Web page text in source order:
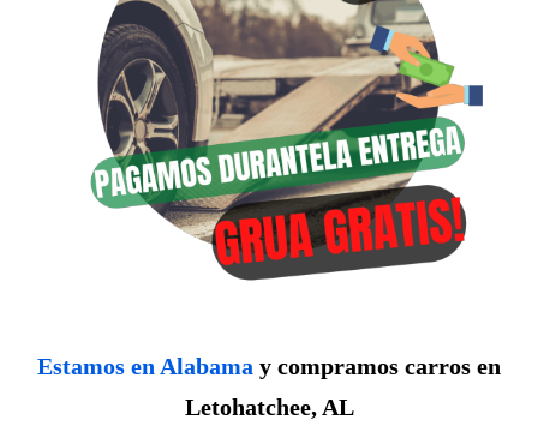
Estamos en Alabama y compramos carros en
Letohatchee, AL